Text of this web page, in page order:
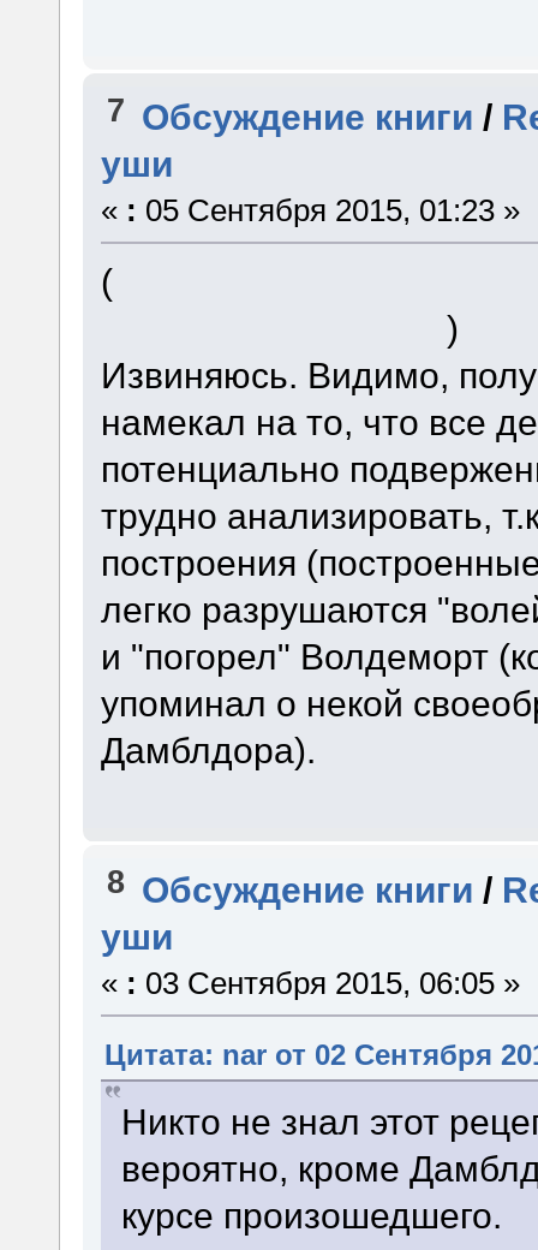
7 Обсуждение книги /
уши
« : 05 Сентября 2015, 01:23 »
(> Вы можете быть
)
Извиняюсь. Видимо,
намекал на то, что все
потенциально
трудно анализировать,
построения
легко разрушаются
и "погорел" Волдеморт
упоминал о некой
Дамблдора).
8 Обсуждение книги /
уши
« : 03 Сентября 2015, 06:05 »
Цитата: nar от 02 Сентября
Никто не знал этот
вероятно, кроме
курсе произошедшего.